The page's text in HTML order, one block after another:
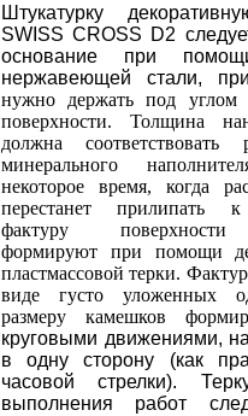
Штукатурку
SWISS CROSS D2
основание при
нержавеющей стали,
нужно держать под углом
поверхности. Толщина
должна соответствовать
минерального
некоторое время, когда
перестанет прилипать к
фактуру поверхности
формируют при помощи
пластмассовой терки.
виде густо уложенных
размеру камешков
круговыми движениями,
в одну сторону (как
часовой стрелки).
выполнения работ